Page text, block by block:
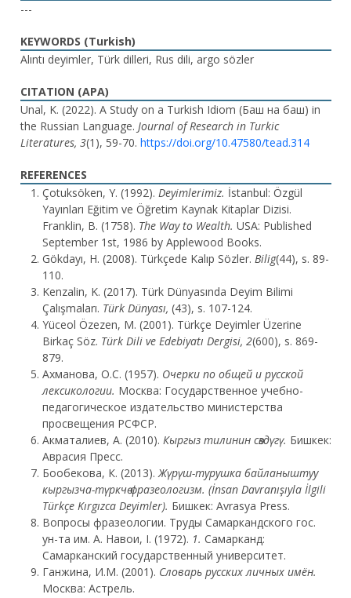
---
KEYWORDS (Turkish)
Alıntı deyimler, Türk dilleri, Rus dili, argo sözler
CITATION (APA)
Unal, K. (2022). A Study on a Turkish Idiom (Баш на баш) in
the Russian Language. Journal of Research in Turkic
Literatures, 3(1), 59-70. https://doi.org/10.47580/tead.314
REFERENCES
Çotuksöken, Y. (1992). Deyimlerimiz. İstanbul: Özgül
Yayınları Eğitim ve Öğretim Kaynak Kitaplar Dizisi.
Franklin, B. (1758). The Way to Wealth. USA: Published
September 1st, 1986 by Applewood Books.
Gökdayı, H. (2008). Türkçede Kalıp Sözler. Bilig(44), s. 89-
110.
Kenzalin, K. (2017). Türk Dünyasında Deyim Bilimi
Çalışmaları. Türk Dünyası, (43), s. 107-124.
Yüceol Özezen, M. (2001). Türkçe Deyimler Üzerine
Birkaç Söz. Türk Dili ve Edebiyatı Dergisi, 2(600), s. 869-
879.
Ахманова, О.С. (1957). Очерки по общей и русской
лексикологии. Москва: Государственное учебно-
педагогическое издательство министерства
просвещения РСФСР.
Акматалиев, А. (2010). Кыргыз тилинин сөздүгү. Бишкек:
Аврасия Пресс.
Бообекова, К. (2013).Жүрүш-турушка байланыштуу
кыргызча-түркчө фразеологизм. (İnsan Davranışıyla İlgili
Türkçe Kırgızca Deyimler). Бишкек: Avrasya Press.
Вопросы фразеологии. Труды Самаркандского гос.
ун-та им. А. Навои, I. (1972). 1. Самарканд:
Самарканский государственный университет.
Ганжина, И.М. (2001). Словарь русских личных имён.
Москва: Астрель.